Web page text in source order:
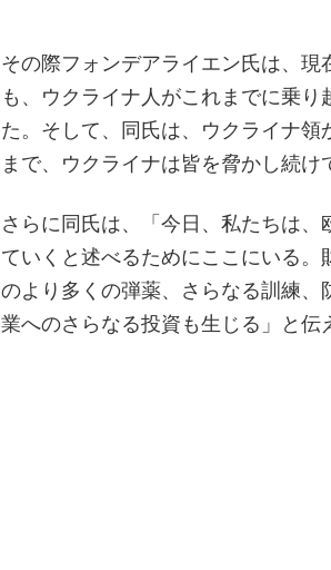
その際フォンデアライエン氏は、
も、ウクライナ人がこれまでに乗
た。そして、同氏は、ウクライナ
まで、ウクライナは皆を脅かし続け
さらに同氏は、「今日、私たちは
ていくと述べるためにここにいる
のより多くの弾薬、さらなる訓練
業へのさらなる投資も生じる」と伝